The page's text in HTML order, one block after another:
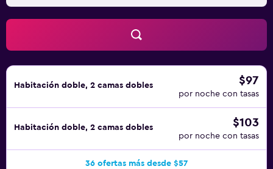
y esparcimiento que se indican más abajo en las
instalaciones o cerca del alojamiento (es posible que se
Habitación doble, 2 camas dobles $97
por noche con tasas
Habitación doble, 2 camas dobles $103
por noche con tasas
36 ofertas más desde $57